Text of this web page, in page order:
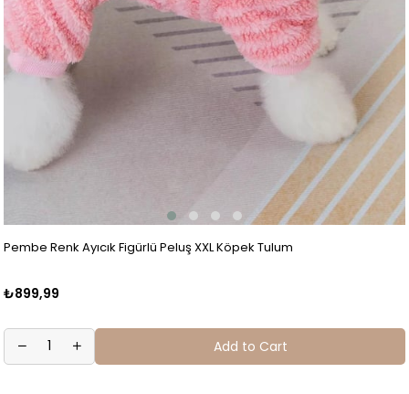
Pembe Renk Ayıcık Figürlü Peluş XXL Köpek Tulum
₺899,99
Add to Cart